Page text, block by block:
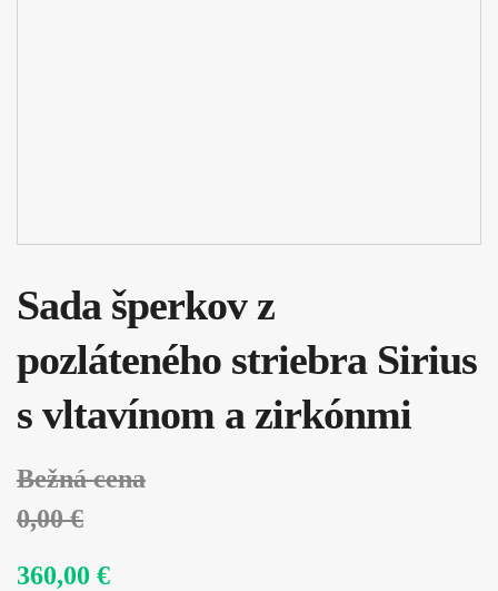
Sada šperkov z
pozláteného striebra Sirius
s vltavínom a zirkónmi
Bežná cena
0,00 €
360,00 €